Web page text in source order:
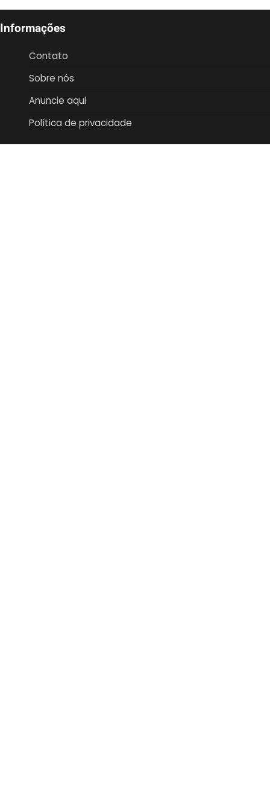
Informações
Contato
Sobre nós
Anuncie aqui
Política de privacidade